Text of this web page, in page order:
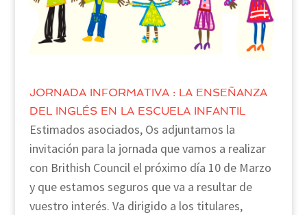
JORNADA INFORMATIVA : LA ENSEÑANZA
DEL INGLÉS EN LA ESCUELA INFANTIL
Estimados asociados, Os adjuntamos la
invitación para la jornada que vamos a realizar
con Brithish Council el próximo día 10 de Marzo
y que estamos seguros que va a resultar de
vuestro interés. Va dirigido a los titulares,